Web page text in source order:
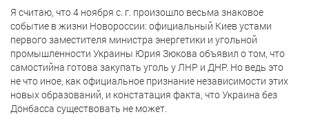
Я считаю, что 4 ноября с. г. произошло весьма знаковое
событие в жизни Новороссии: официальный Киев устами
первого заместителя министра энергетики и угольной
промышленности Украины Юрия Зюкова объявил о том, что
самостийна готова закупать уголь у ЛНР и ДНР. Но ведь это
не что иное, как официальное признание независимости этих
новых образований, и констатация факта, что Украина без
Донбасса существовать не может.